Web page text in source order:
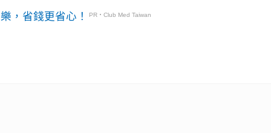
，省錢更省心！ PR・Club Med Taiwan